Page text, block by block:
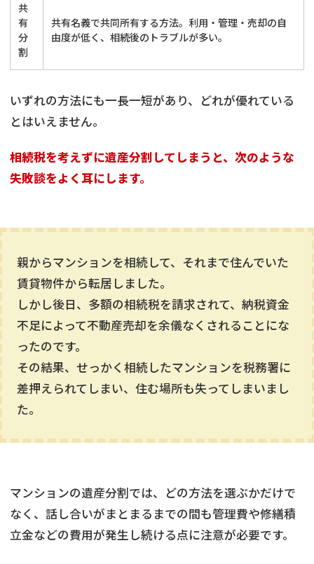
共
有
分
割
共有名義で共同所有する方法。利用・管理・売却の自
由度が低く、相続後のトラブルが多い。
いずれの方法にも一長一短があり、どれが優れている
とはいえません。
相続税を考えずに遺産分割してしまうと、次のような
失敗談をよく耳にします。
親からマンションを相続して、それまで住んでいた
賃貸物件から転居しました。
しかし後日、多額の相続税を請求されて、納税資金
不足によって不動産売却を余儀なくされることにな
ったのです。
その結果、せっかく相続したマンションを税務署に
差押えられてしまい、住む場所も失ってしまいまし
た。
マンションの遺産分割では、どの方法を選ぶかだけで
なく、話し合いがまとまるまでの間も管理費や修繕積
立金などの費用が発生し続ける点に注意が必要です。